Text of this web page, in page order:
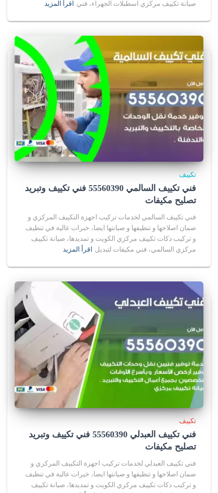
صيانة تكييف مركزي اسطبلات الجهراء، فني اقرأ المزيد
تكييف
فني تكييف السالمي 55560390 فني تكييف وتبريد
تصليح مكيفات
فني تكييف السالمي لخدمات تركيب اجهزة التكييف المركزي و
ضمان اصلاحها و تنظيفها و صيانتها ايضا، خبرات عالية في تنظيف
و تركيب دكات تكييف مركزي الكويت و تمديدها، صيانة تكييف
مركزي السالمي، فني مكيفات لتبديل اقرأ المزيد
تكييف
فني تكييف العبدلي 55560390 فني تكييف وتبريد
تصليح مكيفات
فني تكييف العبدلي لخدمات تركيب اجهزة التكييف المركزي و
ضمان اصلاحها و تنظيفها و صيانتها ايضا، خبرات عالية في تنظيف
و تركيب دكات تكييف مركزي الكويت و تمديدها، صيانة تكييف